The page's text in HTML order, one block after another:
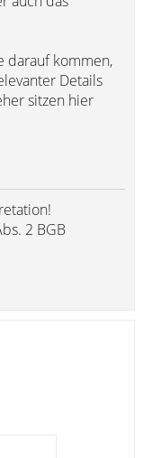
darauf kommen,
Details
sitzen hier
2 BGB